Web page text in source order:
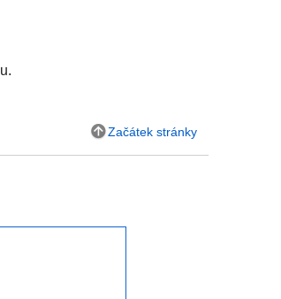
Začátek stránky